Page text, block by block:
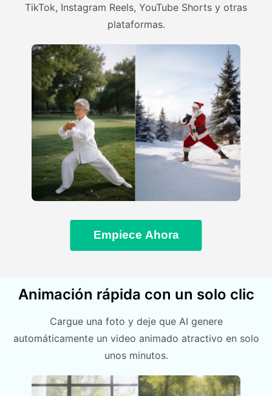
TikTok, Instagram Reels, YouTube Shorts y otras
plataformas.
Empiece Ahora
Animación rápida con un solo clic
Cargue una foto y deje que AI genere
automáticamente un video animado atractivo en solo
unos minutos.